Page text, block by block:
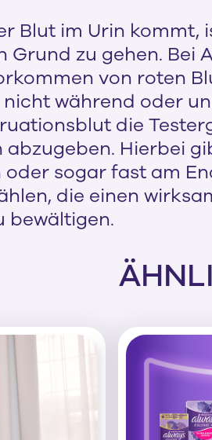
Blut im Urin
Grund zu gehen. Bei
von roten
nicht während oder
die
Hierbei
sogar fast am
die einen
bewältigen.